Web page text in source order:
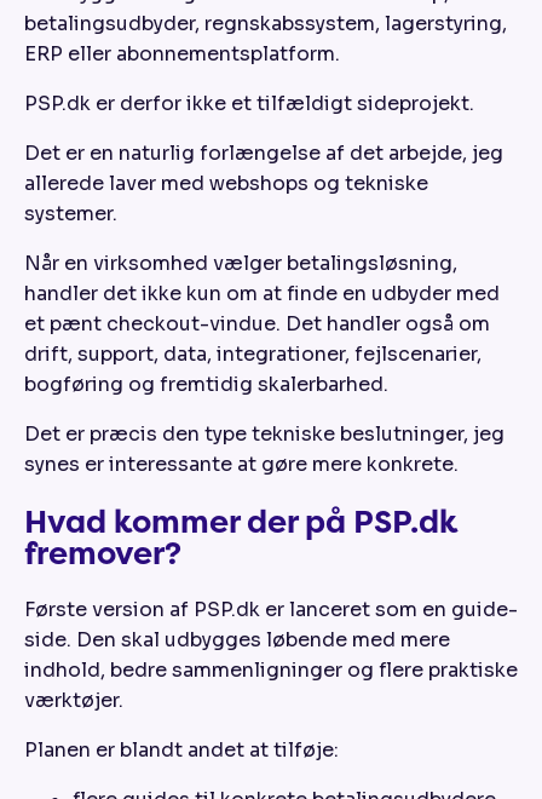
betalingsudbyder, regnskabssystem, lagerstyring,
ERP eller abonnementsplatform.
PSP.dk er derfor ikke et tilfældigt sideprojekt.
Det er en naturlig forlængelse af det arbejde, jeg
allerede laver med webshops og tekniske
systemer.
Når en virksomhed vælger betalingsløsning,
handler det ikke kun om at finde en udbyder med
et pænt checkout-vindue. Det handler også om
drift, support, data, integrationer, fejlscenarier,
bogføring og fremtidig skalerbarhed.
Det er præcis den type tekniske beslutninger, jeg
synes er interessante at gøre mere konkrete.
Hvad kommer der på PSP.dk
fremover?
Første version af PSP.dk er lanceret som en guide-
side. Den skal udbygges løbende med mere
indhold, bedre sammenligninger og flere praktiske
værktøjer.
Planen er blandt andet at tilføje: